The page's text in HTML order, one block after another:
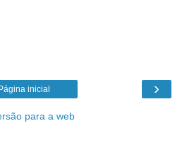
›
inicial
para a web